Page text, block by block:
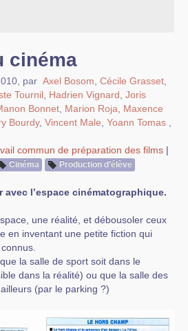
cinéma
par Axel Bosom Cécile Grasset
Tournil Hadrien Vignard Joris
Bonnet Marion Roja
Maxence
Bourdy, Vincent Male Yoann Tomas
commun de préparation des films |
Cinéma Production d’élève
avec l’espace cinématographique.
une réalité, et débousoler ceux
en inventant une petite fiction qui
la salle de sport soit dans le
dans la réalité) ou que la salle des
(par le parking ?)